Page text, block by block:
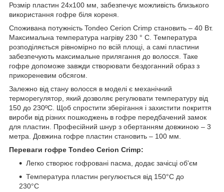
Розмір пластин 24x100 мм, забезпечує можливість близького
використання гофре біля кореня.
Споживана потужність Tondeo Cerion Crimp становить – 40 Вт.
Максимальна температура нагріву 230 ° C. Температура
розподіляється рівномірно по всій площі, а самі пластини
забезпечують максимальне прилягання до волосся. Таке
гофре допоможе завжди створювати бездоганний образ з
прикореневим обсягом.
Залежно від стану волосся в моделі є механічний
терморегулятор, який дозволяє регулювати температуру від
150 до 230ºC. Щоб спростити зберігання і захистити покриття
вироби від різних пошкоджень в гофре передбачений замок
для пластин. Професійний шнур з обертанням довжиною – 3
метра. Довжина гофре пластин становить – 100 мм.
Переваги гофре Tondeo Cerion Crimp:
Легко створює гофровані пасма, додає зачісці об'єм
Температура пластин регулюється від 150°C до
230°C